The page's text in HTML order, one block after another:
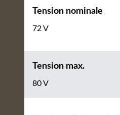
Tension nominale
72 V
Tension max.
80 V